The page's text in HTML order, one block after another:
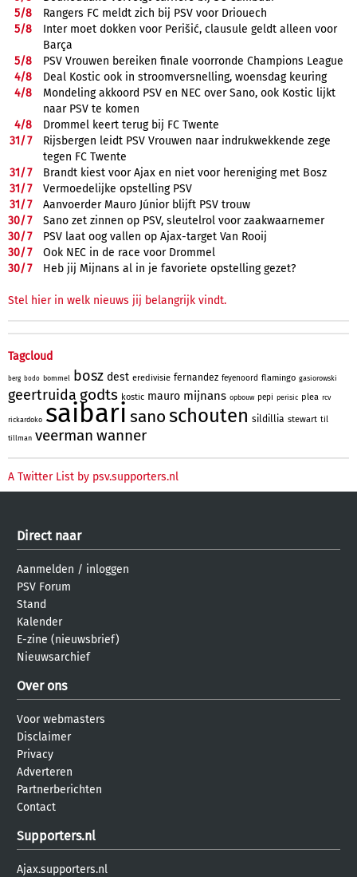
5/8
Rangers FC meldt zich bij PSV voor Driouech
5/8
Inter moet dokken voor Perišić, clausule geldt alleen voor
Barça
5/8
PSV Vrouwen bereiken finale voorronde Champions League
4/8
Deal Kostic ook in stroomversnelling, woensdag keuring
4/8
Mondeling akkoord PSV en NEC over Sano, ook Kostic lijkt
naar PSV te komen
4/8
Drommel keert terug bij FC Twente
31/7
Rijsbergen leidt PSV Vrouwen naar indrukwekkende zege
tegen FC Twente
31/7
Brandt kiest voor Ajax en niet voor hereniging met Bosz
31/7
Vermoedelijke opstelling PSV
31/7
Aanvoerder Mauro Júnior blijft PSV trouw
30/7
Sano zet zinnen op PSV, sleutelrol voor zaakwaarnemer
30/7
PSV laat oog vallen op Ajax-target Van Rooij
30/7
Ook NEC in de race voor Drommel
30/7 Heb jij Mijnans al in je favoriete opstelling gezet?
Stel hier in welk nieuws jij belangrijk vindt.
Tagcloud
berg bodo bommel bosz dest eredivisie fernandez feyenoord flamingo gasiorowski
geertruida godts kostic mauro mijnans opbouw pepi perisic plea rcv
rickardoko saibari sanoschouten sildillia stewart til
tillman veerman wanner
A Twitter List by psv.supporters.nl
Direct naar
Aanmelden / inloggen
PSV Forum
Stand
Kalender
E-zine (nieuwsbrief)
Nieuwsarchief
Over ons
Voor webmasters
Disclaimer
Privacy
Adverteren
Partnerberichten
Contact
Supporters.nl
Ajax.supporters.nl